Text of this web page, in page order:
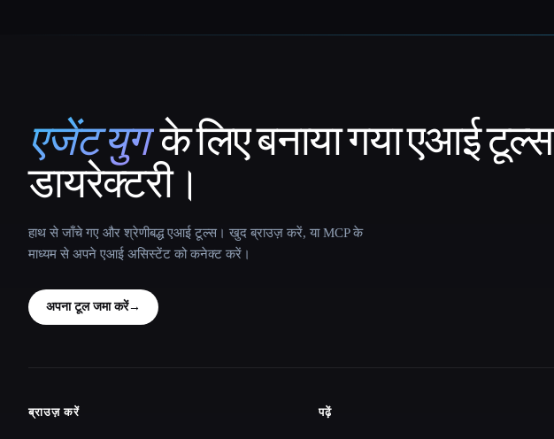
That AI Collection
एजेंट युग के लिए बनाया गया एआई टूल्स
डायरेक्टरी।
हाथ से जाँचे गए और श्रेणीबद्ध एआई टूल्स। खुद ब्राउज़ करें, या MCP के
माध्यम से अपने एआई असिस्टेंट को कनेक्ट करें।
अपना टूल जमा करें→
Site navigation
ब्राउज़ करें पढ़ें